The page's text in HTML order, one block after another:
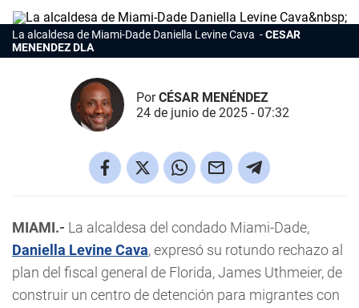
La alcaldesa de Miami-Dade Daniella Levine Cava
CESAR
MENENDEZ DLA
PorCÉSAR MENÉNDEZ
24 de junio de 2025 - 07:32
MIAMI.- La alcaldesa del condado Miami-Dade,
Daniella Levine Cava, expresó su rotundo rechazo al
plan del fiscal general de Florida, James Uthmeier, de
construir un centro de detención para migrantes con